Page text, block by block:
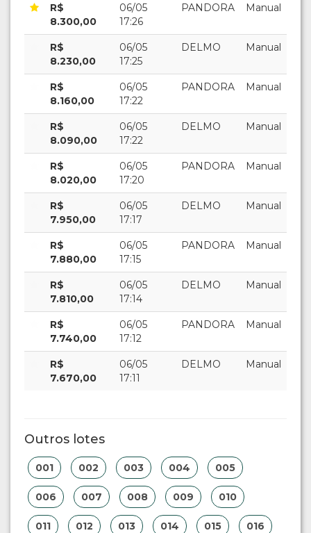
R$
8.300,00
06/05
17:26
PANDORA Manual
R$
8.230,00
06/05
17:25
DELMO Manual
R$
8.160,00
06/05
17:22
PANDORA Manual
R$
8.090,00
06/05
17:22
DELMO Manual
R$
8.020,00
06/05
17:20
PANDORA Manual
R$
7.950,00
06/05
17:17
DELMO Manual
R$
7.880,00
06/05
17:15
PANDORA Manual
R$
7.810,00
06/05
17:14
DELMO Manual
R$
7.740,00
06/05
17:12
PANDORA Manual
R$
7.670,00
06/05
17:11
DELMO Manual
Outros lotes
001 002 003 004 005
006 007 008 009 010
011 012 013 014 015 016